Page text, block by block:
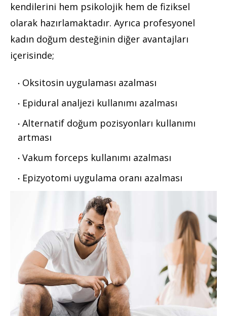
kendilerini hem psikolojik hem de fiziksel
olarak hazırlamaktadır. Ayrıca profesyonel
kadın doğum desteğinin diğer avantajları
içerisinde;
Oksitosin uygulaması azalması
Epidural analjezi kullanımı azalması
Alternatif doğum pozisyonları kullanımı
artması
Vakum forceps kullanımı azalması
Epizyotomi uygulama oranı azalması